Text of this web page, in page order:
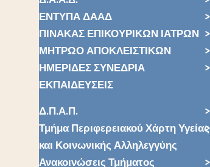
ΕΝΤΥΠΑ ΔΑΑΔ
ΠΙΝΑΚΑΣ ΕΠΙΚΟΥΡΙΚΩΝ ΙΑΤΡΩΝ
ΜΗΤΡΩΟ ΑΠΟΚΛΕΙΣΤΙΚΩΝ
ΗΜΕΡΙΔΕΣ ΣΥΝΕΔΡΙΑ
ΕΚΠΑΙΔΕΥΣΕΙΣ
Δ.Π.Α.Π.
Τμήμα Περιφερειακού Χάρτη Υγείας
και Κοινωνικής Αλληλεγγύης
Ανακοινώσεις Τμήματος